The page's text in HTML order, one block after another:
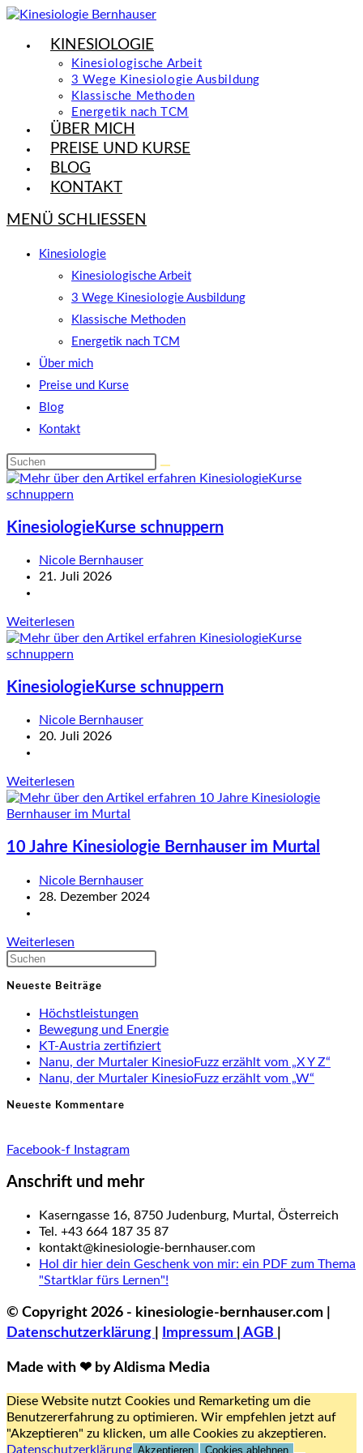
Zum
springenKINESIOLOGIE
Kinesiologische Arbeit
3 Wege Kinesiologie Ausbildung
Klassische Methoden
Energetik nach TCM
ÜBER MICH
PREISE UND KURSE
BLOG
KONTAKT
MENÜ SCHLIESSEN
Kinesiologie
Kinesiologische Arbeit
3 Wege Kinesiologie Ausbildung
Klassische Methoden
Energetik nach TCM
Über mich
Preise und Kurse
Blog
Kontakt
Diese
Website
durchsuchen
KinesiologieKurse schnuppern
Beitrags-
Autor:
Nicole Bernhauser
Beitrag
21. Juli 2026
Weiterlesen
schnuppern
KinesiologieKurse schnuppern
Beitrags-
Autor:
Nicole Bernhauser
Beitrag
20. Juli 2026
Weiterlesen
schnuppern
10 Jahre Kinesiologie Bernhauser im Murtal
Beitrags-
Autor:
Nicole Bernhauser
Beitrag
28. Dezember 2024
Weiterlesen
Bernhauser
im
Murtal
the
search
panel.
Neueste Beiträge
Höchstleistungen
Bewegung und Energie
KT-Austria zertifiziert
Nanu, der Murtaler KinesioFuzz erzählt vom „X Y Z“
Nanu, der Murtaler KinesioFuzz erzählt vom „W“
Neueste Kommentare
Facebook-f Instagram
Anschrift und mehr
Kaserngasse 16, 8750 Judenburg, Murtal, Österreich
Tel. +43 664 187 35 87
kontakt@kinesiologie-bernhauser.com
Hol dir hier dein Geschenk von mir: ein PDF zum Thema
"Startklar fürs Lernen"!
© Copyright 2026 - kinesiologie-bernhauser.com |
Datenschutzerklärung
Impressum AGB
Made with ❤ by Aldisma Media
Diese Website nutzt Cookies und Remarketing um die
Benutzererfahrung zu optimieren. Wir empfehlen jetzt auf
"Akzeptieren" zu klicken, um alle Cookies zu akzeptieren.
Datenschutzerklärung Akzeptieren Cookies ablehnen